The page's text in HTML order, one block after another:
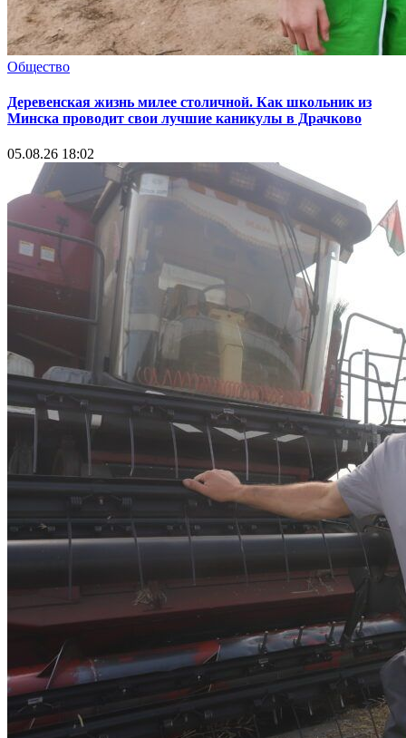
Общество
Деревенская жизнь милее столичной. Как школьник из
Минска проводит свои лучшие каникулы в Драчково
05.08.26 18:02